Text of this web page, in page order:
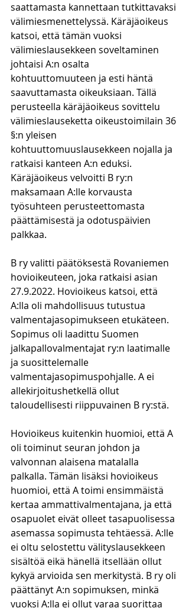
saattamasta kannettaan tutkittavaksi
välimiesmenettelyssä. Käräjäoikeus
katsoi, että tämän vuoksi
välimieslausekkeen soveltaminen
johtaisi A:n osalta
kohtuuttomuuteen ja esti häntä
saavuttamasta oikeuksiaan. Tällä
perusteella käräjäoikeus sovittelu
välimieslauseketta oikeustoimilain 36
§:n yleisen
kohtuuttomuuslausekkeen nojalla ja
ratkaisi kanteen A:n eduksi.
Käräjäoikeus velvoitti B ry:n
maksamaan A:lle korvausta
työsuhteen perusteettomasta
päättämisestä ja odotuspäivien
palkkaa.
B ry valitti päätöksestä Rovaniemen
hovioikeuteen, joka ratkaisi asian
27.9.2022. Hovioikeus katsoi, että
A:lla oli mahdollisuus tutustua
valmentajasopimukseen etukäteen.
Sopimus oli laadittu Suomen
jalkapallovalmentajat ry:n laatimalle
ja suosittelemalle
valmentajasopimuspohjalle. A ei
allekirjoitushetkellä ollut
taloudellisesti riippuvainen B ry:stä.
Hovioikeus kuitenkin huomioi, että A
oli toiminut seuran johdon ja
valvonnan alaisena matalalla
palkalla. Tämän lisäksi hovioikeus
huomioi, että A toimi ensimmäistä
kertaa ammattivalmentajana, ja että
osapuolet eivät olleet tasapuolisessa
asemassa sopimusta tehtäessä. A:lle
ei oltu selostettu välityslausekkeen
sisältöä eikä hänellä itsellään ollut
kykyä arvioida sen merkitystä. B ry oli
päättänyt A:n sopimuksen, minkä
vuoksi A:lla ei ollut varaa suorittaa